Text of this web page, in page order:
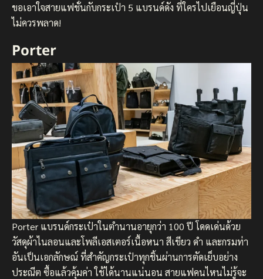
ขอเอาใจสายแฟชั่นกับกระเป๋า 5 แบรนด์ดัง ที่ใครไปเยือนญี่ปุ่น
ไม่ควรพลาด!
Porter
Porter แบรนด์กระเป๋าในตำนานอายุกว่า 100 ปี โดดเด่นด้วย
วัสดุผ้าไนลอนและโพลีเอสเตอร์เนื้อหนา สีเขียว ดำ และกรมท่า
อันเป็นเอกลักษณ์ ที่สำคัญกระเป๋าทุกชิ้นผ่านการตัดเย็บอย่าง
ประณีต ซื้อแล้วคุ้มค่า ใช้ได้นานแน่นอน สายแฟคนไหนไม่รู้จะ